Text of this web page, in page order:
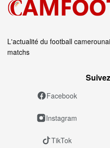
L'actualité du football
matchs
Facebook
Instagram
TikTok